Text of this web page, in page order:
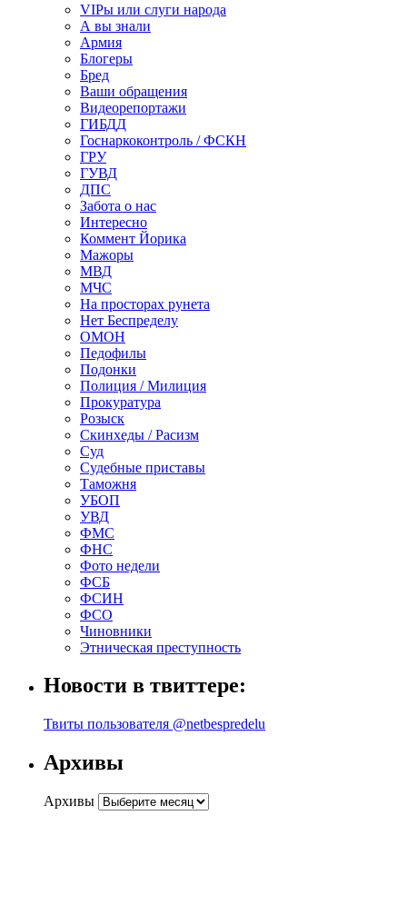
VIPы или слуги народа
А вы знали
Армия
Блогеры
Бред
Ваши обращения
Видеорепортажи
ГИБДД
Госнаркоконтроль / ФСКН
ГРУ
ГУВД
ДПС
Забота о нас
Интересно
Коммент Йорика
Мажоры
МВД
МЧС
На просторах рунета
Нет Беспределу
ОМОН
Педофилы
Подонки
Полиция / Милиция
Прокуратура
Розыск
Скинхеды / Расизм
Суд
Судебные приставы
Таможня
УБОП
УВД
ФМС
ФНС
Фото недели
ФСБ
ФСИН
ФСО
Чиновники
Этническая преступность
Новости в твиттере:
Твиты пользователя @netbespredelu
Архивы
Архивы